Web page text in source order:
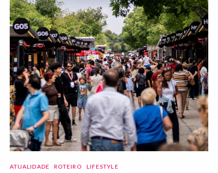
ATUALIDADE ROTEIRO LIFESTYLE